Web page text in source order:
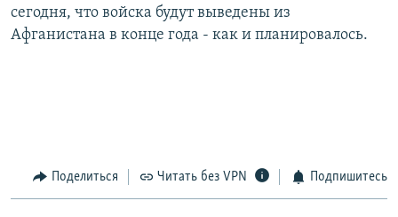
Все сайты РСЕ/РС
сегодня, что войска будут выведены из
Афганистана в конце года - как и планировалось.
Поделиться Читать без VPN Подпишитесь